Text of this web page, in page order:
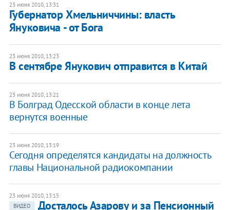
23 июня 2010, 13:31
Губернатор Хмельниччины: власть
Януковича - от Бога
23 июня 2010, 13:23
В сентябре Янукович отправится в Китай
23 июня 2010, 13:21
В Болград Одесской области в конце лета
вернутся военные
23 июня 2010, 13:19
Сегодня определятся кандидаты на должность
главы Национальной радиокомпании
23 июня 2010, 13:15
ВИДЕО
Досталось Азарову и за Пенсионный